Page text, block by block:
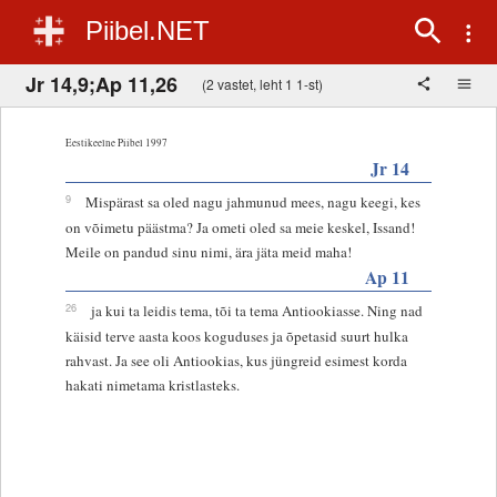
Piibel.NET
Jr 14,9;Ap 11,26 (2 vastet, leht 1 1-st)
Eestikeelne Piibel 1997
Jr 14
9
Mispärast sa oled nagu jahmunud mees, nagu keegi, kes
on võimetu päästma? Ja ometi oled sa meie keskel, Issand!
Meile on pandud sinu nimi, ära jäta meid maha!
Ap 11
26
ja kui ta leidis tema, tõi ta tema Antiookiasse. Ning nad
käisid terve aasta koos koguduses ja õpetasid suurt hulka
rahvast. Ja see oli Antiookias, kus jüngreid esimest korda
hakati nimetama kristlasteks.